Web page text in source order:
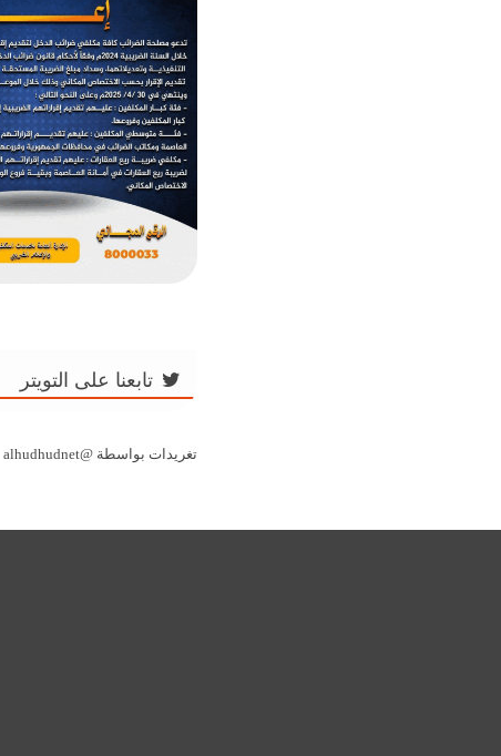
تابعنا على التويتر
تغريدات بواسطة @alhudhudnet